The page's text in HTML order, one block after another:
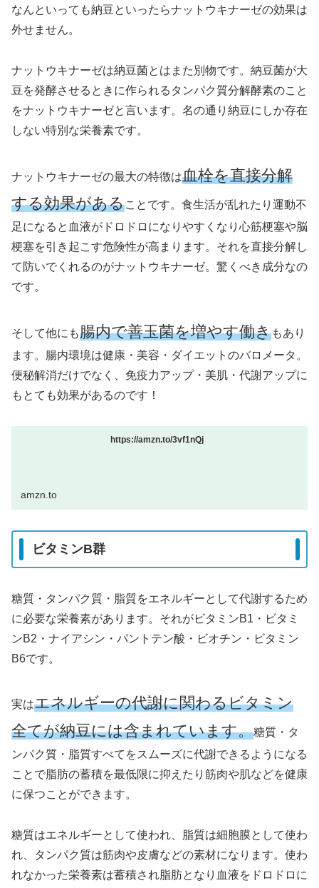
なんといっても納豆といったらナットウキナーゼの効果は
外せません。
ナットウキナーゼは納豆菌とはまた別物です。納豆菌が大
豆を発酵させるときに作られるタンパク質分解酵素のこと
をナットウキナーゼと言います。名の通り納豆にしか存在
しない特別な栄養素です。
ナットウキナーゼの最大の特徴は血栓を直接分解
する効果があることです。食生活が乱れたり運動不
足になると血液がドロドロになりやすくなり心筋梗塞や脳
梗塞を引き起こす危険性が高まります。それを直接分解し
て防いでくれるのがナットウキナーゼ。驚くべき成分なの
です。
そして他にも腸内で善玉菌を増やす働きもあり
ます。腸内環境は健康・美容・ダイエットのバロメータ。
便秘解消だけでなく、免疫力アップ・美肌・代謝アップに
もとても効果があるのです！
https://amzn.to/3vf1nQj
amzn.to
ビタミンB群
糖質・タンパク質・脂質をエネルギーとして代謝するため
に必要な栄養素があります。それがビタミンB1・ビタミ
ンB2・ナイアシン・パントテン酸・ビオチン・ビタミン
B6です。
実はエネルギーの代謝に関わるビタミン
全てが納豆には含まれています。糖質・タ
ンパク質・脂質すべてをスムーズに代謝できるようになる
ことで脂肪の蓄積を最低限に抑えたり筋肉や肌などを健康
に保つことができます。
糖質はエネルギーとして使われ、脂質は細胞膜として使わ
れ、タンパク質は筋肉や皮膚などの素材になります。使わ
れなかった栄養素は蓄積され脂肪となり血液をドロドロに